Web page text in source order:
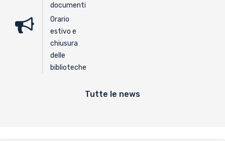
documenti
Orario
estivo e
chiusura
delle
biblioteche
Tutte le news